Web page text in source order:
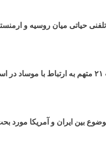
حیاتی میان روسیه و
بین ایران و آمریکا مورد